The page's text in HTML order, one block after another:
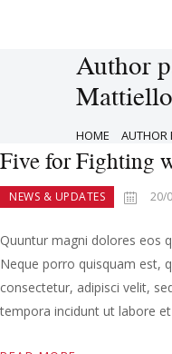
Author
Mattiello
HOME AUTHOR
Five for Fighting
NEWS & UPDATES 20/
Quuntur magni dolores eos
Neque porro quisquam est,
consectetur, adipisci velit,
tempora incidunt ut labore